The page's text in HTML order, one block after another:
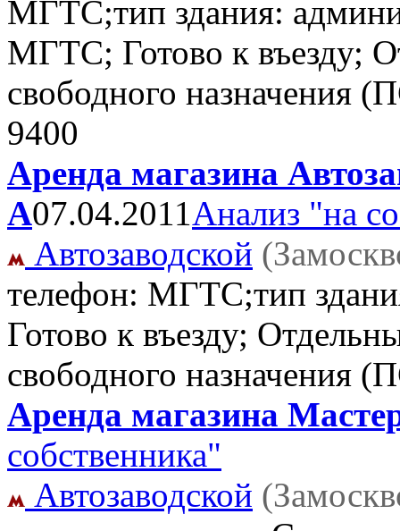
МГТС;тип здания:
МГТС; Готово к въезду;
свободного назначения
9400
Аренда магазина
А07.04.2011Анализ "на
Автозаводской
телефон: МГТС;тип
Готово к въезду;
свободного назначения
Аренда магазина
собственника"
Автозаводской